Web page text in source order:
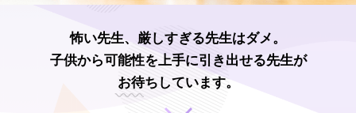
怖い先生、厳しすぎる先生はダメ。
子供から可能性を上手に引き出せる先生が
お待ちしています。